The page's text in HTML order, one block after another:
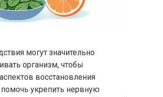
могут значительно
организм, чтобы
восстановления
укрепить нервную